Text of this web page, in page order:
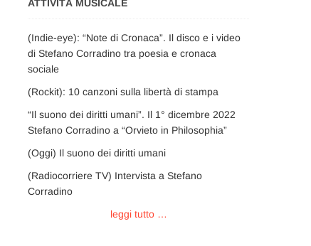
ATTIVITÀ MUSICALE
(Indie-eye): “Note di Cronaca”. Il disco e i video
di Stefano Corradino tra poesia e cronaca
sociale
(Rockit): 10 canzoni sulla libertà di stampa
“Il suono dei diritti umani”. Il 1° dicembre 2022
Stefano Corradino a “Orvieto in Philosophia”
(Oggi) Il suono dei diritti umani
(Radiocorriere TV) Intervista a Stefano
Corradino
leggi tutto …